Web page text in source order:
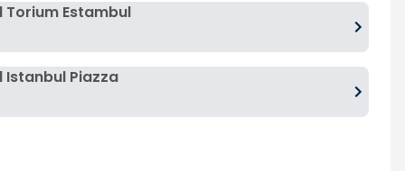
Estambul
Piazza